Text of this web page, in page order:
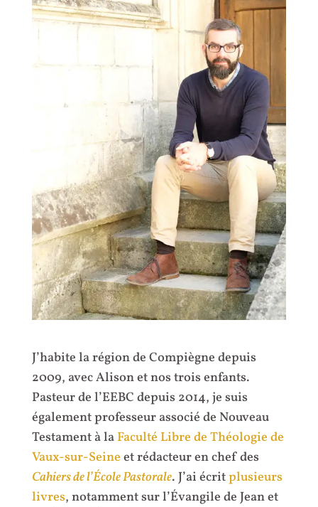
J’habite la région de Compiègne depuis
2009, avec Alison et nos trois enfants.
Pasteur de l’EEBC depuis 2014, je suis
également professeur associé de Nouveau
Testament à la Faculté Libre de Théologie de
Vaux-sur-Seine et rédacteur en chef des
Cahiers de l’École Pastorale. J’ai écritplusieurs
livres, notamment sur l’Évangile de Jean et